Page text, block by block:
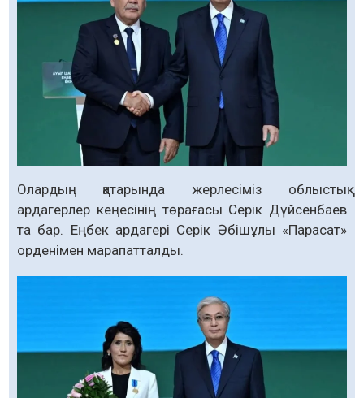
Олардың қатарында жерлесіміз облыстық
ардагерлер кеңесінің төрағасы Серік Дүйсенбаев
та бар. Еңбек ардагері Серік Әбішұлы «Парасат»
орденімен марапатталды.